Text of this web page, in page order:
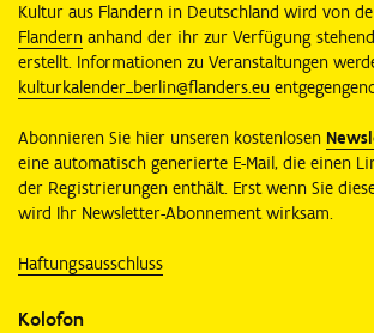
Kultur aus Flandern in Deutschland wird von
Flandern anhand der ihr zur Verfügung
erstellt. Informationen zu Veranstaltungen
kulturkalender_berlin@flanders.eu
Abonnieren Sie hier unseren kostenlosen
eine automatisch generierte E-Mail, die einen
der Registrierungen enthält. Erst wenn Sie
wird Ihr Newsletter-Abonnement wirksam.
Haftungsausschluss
Kolofon